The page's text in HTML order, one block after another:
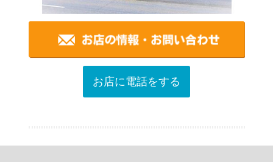
お店に電話をする